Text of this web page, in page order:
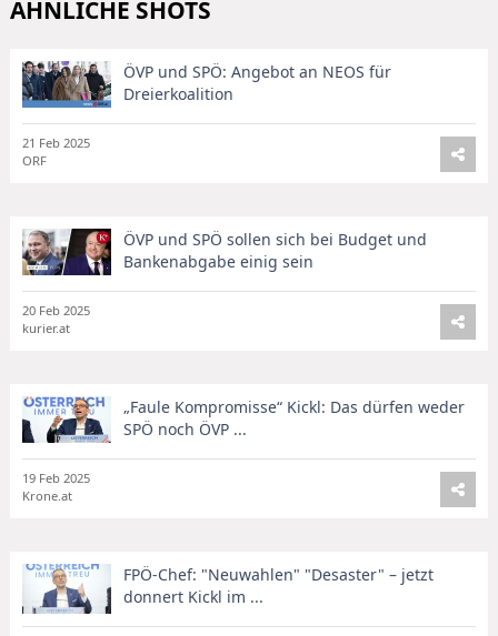
ÄHNLICHE SHOTS
ÖVP und SPÖ: Angebot an NEOS für
Dreierkoalition
21 Feb 2025
ORF
ÖVP und SPÖ sollen sich bei Budget und
Bankenabgabe einig sein
20 Feb 2025
kurier.at
„Faule Kompromisse“ Kickl: Das dürfen weder
SPÖ noch ÖVP ...
19 Feb 2025
Krone.at
FPÖ-Chef: "Neuwahlen" "Desaster" – jetzt
donnert Kickl im ...